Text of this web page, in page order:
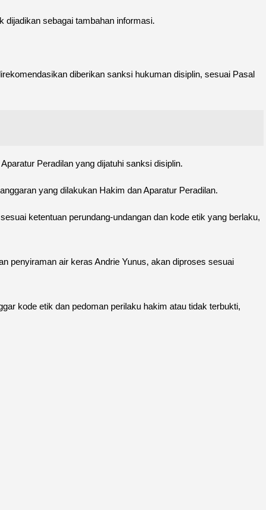
dijadikan sebagai tambahan informasi.
diberikan sanksi hukuman disiplin, sesuai Pasal
Peradilan yang dijatuhi sanksi disiplin.
yang dilakukan Hakim dan Aparatur Peradilan.
ketentuan perundang-undangan dan kode etik yang berlaku,
penyiraman air keras Andrie Yunus, akan diproses sesuai
kode etik dan pedoman perilaku hakim atau tidak terbukti,